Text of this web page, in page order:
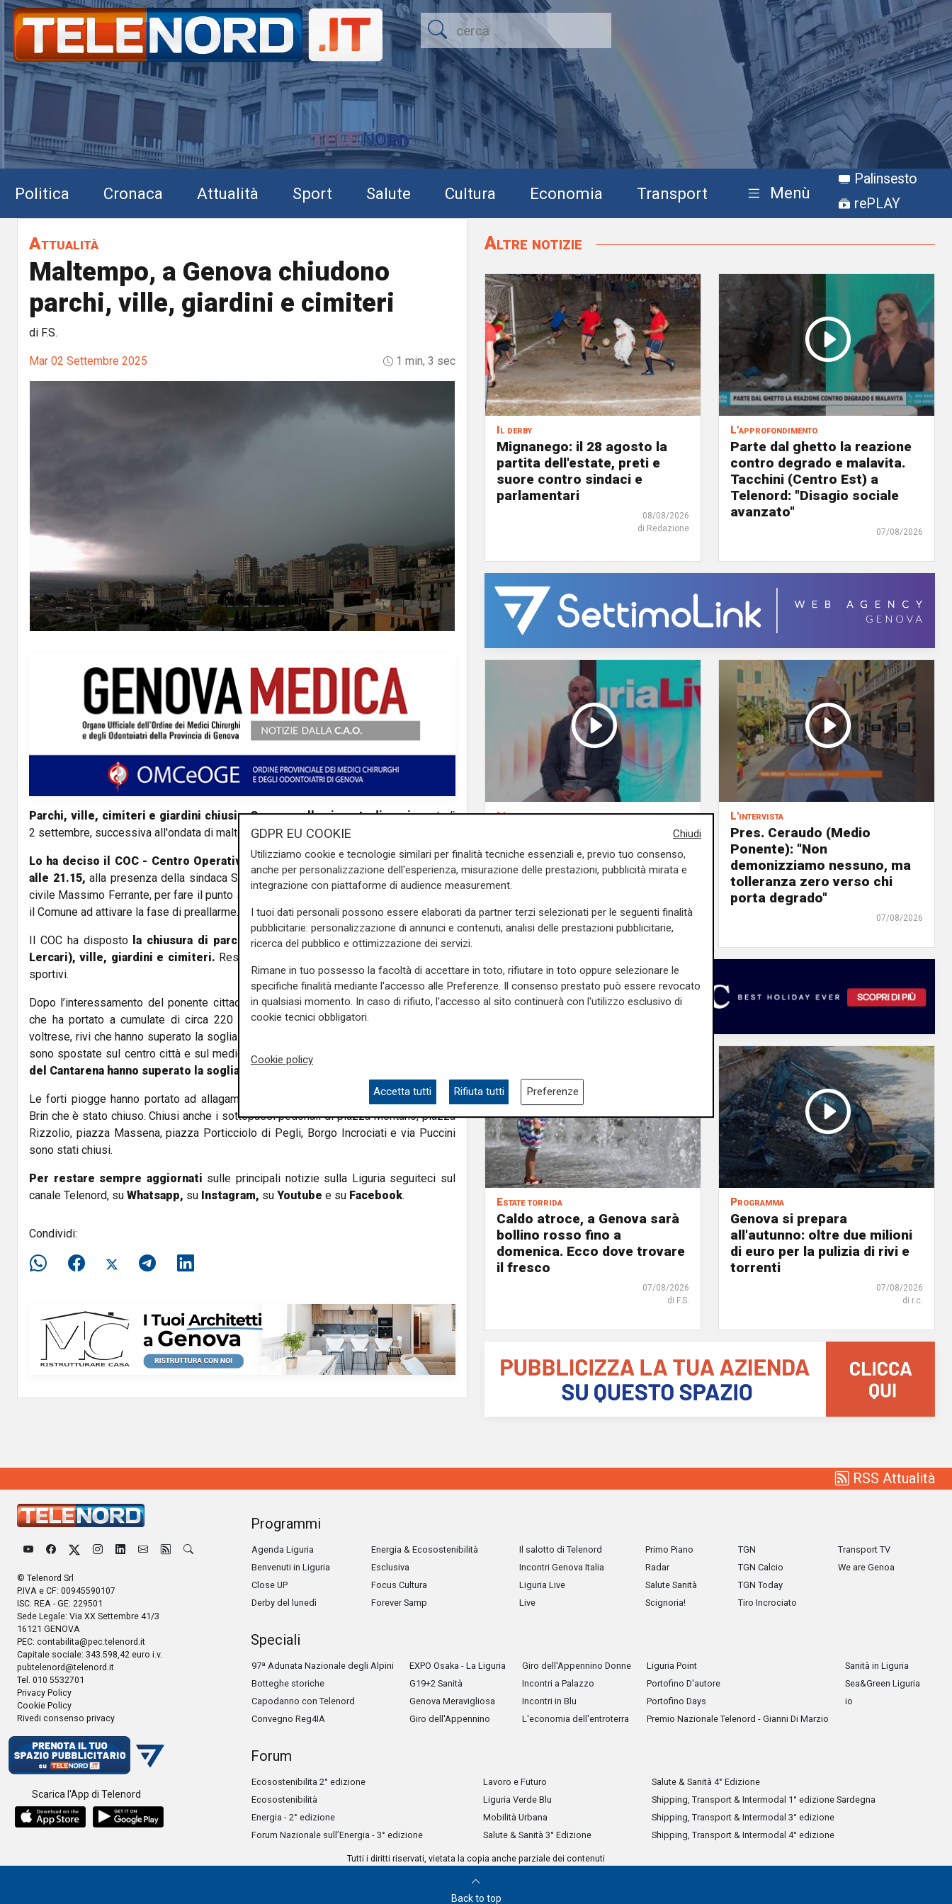
Politica Cronaca Attualità Sport Salute Cultura Economia Transport Menù
Palinsesto
rePLAY
Attualità
Maltempo, a Genova chiudono
parchi, ville, giardini e cimiteri
di F.S.
Mar 02 Settembre 2025 1 min, 3 sec
Parchi, ville, cimiteri e giardini chiusi a Genova nella giornata di oggi,martedì
2 settembre, successiva all'ondata di maltempo che si è abbattuta sulla Liguria.
Lo ha deciso il COC - Centro Operativo Comunale - che ieri sera si è riunito
alle 21.15, alla presenza della sindaca Silvia Salis e dell’assessore alla Protezione
civile Massimo Ferrante, per fare il punto sull’allerta gialla in atto che ieri aveva spinto
il Comune ad attivare la fase di preallarme.
Il COC ha disposto la chiusura di parchi (chiusa pertanto anche la biblioteca
Lercari), ville, giardini e cimiteri. Restano aperti regolarmente mercati e impianti
sportivi.
Dopo l’interessamento del ponente cittadino da parte di una struttura temporalesca
che ha portato a cumulate di circa 220 mm sui bacini del Leira e del Cerusa nel
voltrese, rivi che hanno superato la soglia dell’allarme idrometrico, le precipitazioni si
sono spostate sul centro città e sul medio ponente,
dove i bacini del Ruscarolo e
del Cantarena hanno superato la soglia di preallarme.
Le forti piogge hanno portato ad allagamenti sparsi, ad esempio nel sottopasso di
Brin che è stato chiuso. Chiusi anche i sottopassi pedonali di piazza Montano, piazza
Rizzolio, piazza Massena, piazza Porticciolo di Pegli, Borgo Incrociati e via Puccini
sono stati chiusi.
Per restare sempre aggiornati sulle principali notizie sulla Liguria seguiteci sul
canale Telenord, su Whatsapp, su Instagram, su Youtube e su Facebook.
Condividi:
Altre notizie
Il derby
Mignanego: il 28 agosto la
partita dell'estate, preti e
suore contro sindaci e
parlamentari
08/08/2026
di Redazione
L'approfondimento
Parte dal ghetto la reazione
contro degrado e malavita.
Tacchini (Centro Est) a
Telenord: "Disagio sociale
avanzato"
07/08/2026
L'esclusiva
Vassallo (consigliere delega
Vallate) a Telenord:
"Riapertura di via Lepanto
ottima notizia per ridurre il
07/08/2026
L'intervista
Pres. Ceraudo (Medio
Ponente): "Non
demonizziamo nessuno, ma
tolleranza zero verso chi
porta degrado"
07/08/2026
Estate torrida
Caldo atroce, a Genova sarà
bollino rosso fino a
domenica. Ecco dove trovare
il fresco
07/08/2026
di F.S.
Programma
Genova si prepara
all'autunno: oltre due milioni
di euro per la pulizia di rivi e
torrenti
07/08/2026
di r.c.
RSS Attualità
© Telenord Srl
P.IVA e CF: 00945590107
ISC. REA - GE: 229501
Sede Legale: Via XX Settembre 41/3
16121 GENOVA
PEC: contabilita@pec.telenord.it
Capitale sociale: 343.598,42 euro i.v.
pubtelenord@telenord.it
Tel. 010 5532701
Privacy Policy
Cookie Policy
Rivedi consenso privacy
Scarica l'App di Telenord
Programmi
Agenda Liguria
Benvenuti in Liguria
Close UP
Derby del lunedì
Energia & Ecosostenibilità
Esclusiva
Focus Cultura
Forever Samp
Il salotto di Telenord
Incontri Genova Italia
Liguria Live
Live
Primo Piano
Radar
Salute Sanità
Scignoria!
TGN
TGN Calcio
TGN Today
Tiro Incrociato
Transport TV
We are Genoa
Speciali
97ª Adunata Nazionale degli Alpini
Botteghe storiche
Capodanno con Telenord
Convegno Reg4IA
EXPO Osaka - La Liguria
G19+2 Sanità
Genova Meravigliosa
Giro dell'Appennino
Giro dell'Appennino Donne
Incontri a Palazzo
Incontri in Blu
L'economia dell'entroterra
Liguria Point
Portofino D'autore
Portofino Days
Premio Nazionale Telenord - Gianni Di Marzio
Sanità in Liguria
Sea&Green Liguria
io
Forum
Ecosostenibilita 2° edizione
Ecosostenibilità
Energia - 2° edizione
Forum Nazionale sull’Energia - 3° edizione
Lavoro e Futuro
Liguria Verde Blu
Mobilità Urbana
Salute & Sanità 3° Edizione
Salute & Sanità 4° Edizione
Shipping, Transport & Intermodal 1° edizione Sardegna
Shipping, Transport & Intermodal 3° edizione
Shipping, Transport & Intermodal 4° edizione
Tutti i diritti riservati, vietata la copia anche parziale dei contenuti
Back to top
Chiudi
GDPR EU COOKIE
Utilizziamo cookie e tecnologie similari per finalità tecniche essenziali e, previo tuo consenso,
anche per personalizzazione dell'esperienza, misurazione delle prestazioni, pubblicità mirata e
integrazione con piattaforme di audience measurement.
I tuoi dati personali possono essere elaborati da partner terzi selezionati per le seguenti finalità
pubblicitarie: personalizzazione di annunci e contenuti, analisi delle prestazioni pubblicitarie,
ricerca del pubblico e ottimizzazione dei servizi.
Rimane in tuo possesso la facoltà di accettare in toto, rifiutare in toto oppure selezionare le
specifiche finalità mediante l'accesso alle Preferenze. Il consenso prestato può essere revocato
in qualsiasi momento. In caso di rifiuto, l'accesso al sito continuerà con l'utilizzo esclusivo di
cookie tecnici obbligatori.
Cookie policy
Accetta tutti Rifiuta tutti Preferenze